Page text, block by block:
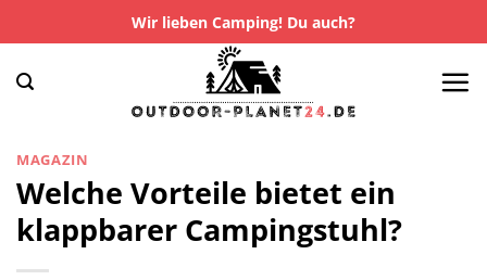
Inhalt
springen
Wir lieben Camping! Du auch?
MAGAZIN
Welche Vorteile bietet ein
klappbarer Campingstuhl?